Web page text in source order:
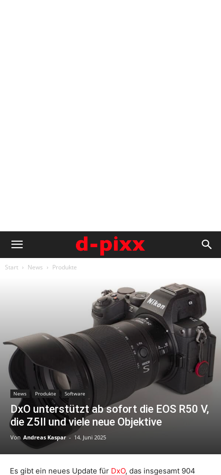
Start News Produkte
News Produkte Software
DxO unterstützt ab sofort die EOS R50 V,
die Z5II und viele neue Objektive
Von Andreas Kaspar - 14. Juni 2025
Es gibt ein neues Update für DxO, das insgesamt 904